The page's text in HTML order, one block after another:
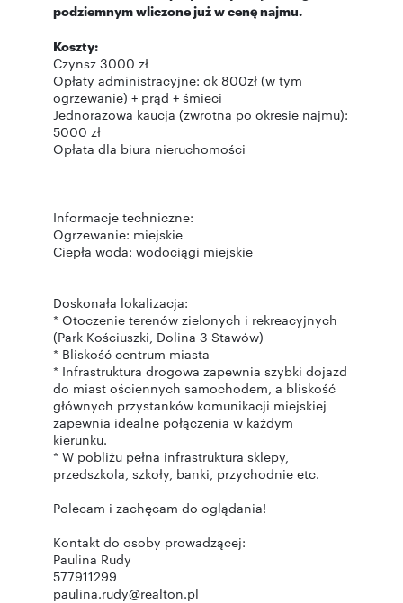
podziemnym wliczone już w cenę najmu.
Koszty:
Czynsz 3000 zł
Opłaty administracyjne: ok 800zł (w tym
ogrzewanie) + prąd + śmieci
Jednorazowa kaucja (zwrotna po okresie najmu):
5000 zł
Opłata dla biura nieruchomości
Informacje techniczne:
Ogrzewanie: miejskie
Ciepła woda: wodociągi miejskie
Doskonała lokalizacja:
* Otoczenie terenów zielonych i rekreacyjnych
(Park Kościuszki, Dolina 3 Stawów)
* Bliskość centrum miasta
* Infrastruktura drogowa zapewnia szybki dojazd
do miast ościennych samochodem, a bliskość
głównych przystanków komunikacji miejskiej
zapewnia idealne połączenia w każdym
kierunku.
* W pobliżu pełna infrastruktura sklepy,
przedszkola, szkoły, banki, przychodnie etc.
Polecam i zachęcam do oglądania!
Kontakt do osoby prowadzącej:
Paulina Rudy
577911299
paulina.rudy@realton.pl